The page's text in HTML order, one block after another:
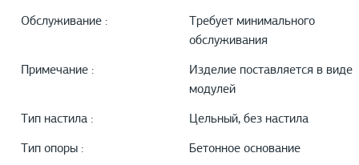
Обслуживание :
Требует минимального
обслуживания
Примечание :
Изделие поставляется в виде
модулей
Тип настила : Цельный, без настила
Тип опоры : Бетонное основание